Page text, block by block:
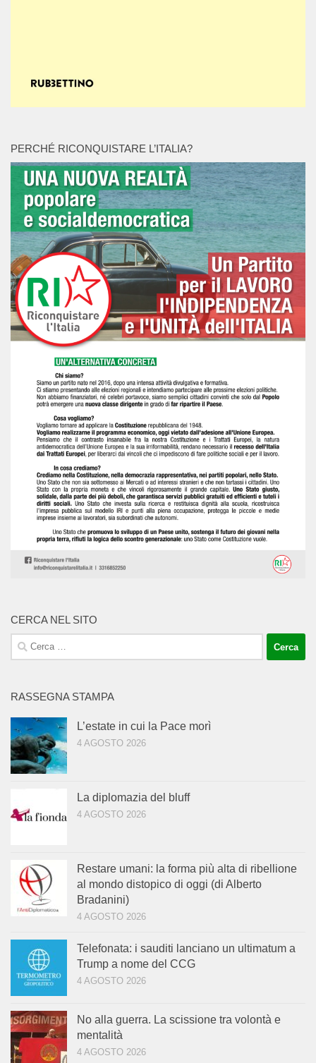
PERCHÉ RICONQUISTARE L’ITALIA?
CERCA NEL SITO
Ricerca
per:
RASSEGNA STAMPA
L’estate in cui la Pace morì
4 AGOSTO 2026
La diplomazia del bluff
4 AGOSTO 2026
Restare umani: la forma più alta di ribellione
al mondo distopico di oggi (di Alberto
Bradanini)
4 AGOSTO 2026
Telefonata: i sauditi lanciano un ultimatum a
Trump a nome del CCG
4 AGOSTO 2026
No alla guerra. La scissione tra volontà e
mentalità
4 AGOSTO 2026